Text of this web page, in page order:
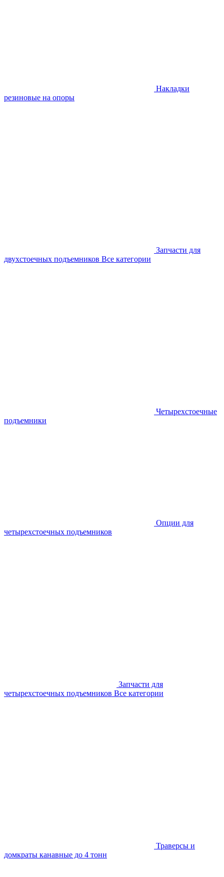
Накладки
резиновые на опоры
Запчасти для
двухстоечных подъемников Все категории
Четырехстоечные
подъемники
Опции для
четырехстоечных подъемников
Запчасти для
четырехстоечных подъемников Все категории
Траверсы и
домкраты канавные до 4 тонн